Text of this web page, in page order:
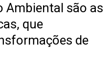
Ambiental são as
que
de